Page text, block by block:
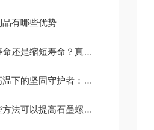
品有哪些优势
短寿命？真空炉石墨模具维护的关键决策
固守护者：耐高温石墨坩埚特性大解析！
可以提高石墨螺母的抗氧化性